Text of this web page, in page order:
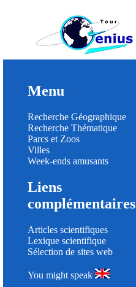
Menu
Recherche Géographique
Recherche Thématique
Parcs et Zoos
Villes
Week-ends amusants
Liens
complémentaires
Articles scientifiques
Lexique scientifique
Sélection de sites web
You might speak